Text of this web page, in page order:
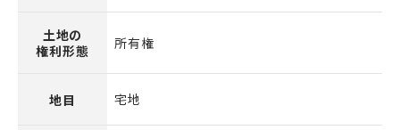
土地の
権利形態
所有権
地目 宅地